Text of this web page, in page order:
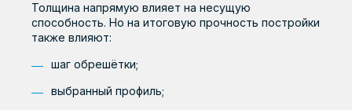
Толщина напрямую влияет на несущую
способность. Но на итоговую прочность постройки
также влияют:
шаг обрешётки;
выбранный профиль;